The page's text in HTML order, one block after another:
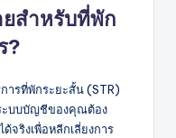
สำหรับที่พัก
?
ารที่พักระยะสั้น (STR)
ะบบบัญชีของคุณต้อง
จริงเพื่อหลีกเลี่ยงการ